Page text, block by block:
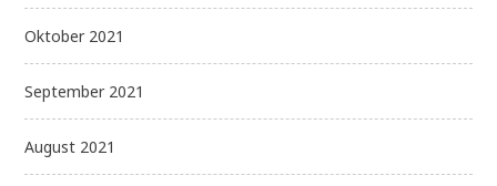
Oktober 2021
September 2021
August 2021